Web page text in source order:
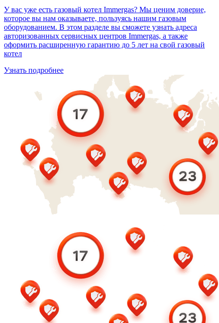
У вас уже есть газовый котел Immergas? Мы ценим доверие,
которое вы нам оказываете, пользуясь нашим газовым
оборудованием. В этом разделе вы сможете узнать адреса
авторизованных сервисных центров Immergas, а также
оформить расширенную гарантию до 5 лет на свой газовый
котел
Узнать подробнее